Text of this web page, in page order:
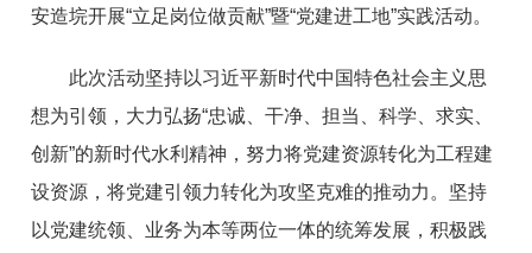
安造垸开展“立足岗位做贡献”暨“党建进工地”实践活动。
此次活动坚持以习近平新时代中国特色社会主义思
想为引领，大力弘扬“忠诚、干净、担当、科学、求实、
创新”的新时代水利精神，努力将党建资源转化为工程建
设资源，将党建引领力转化为攻坚克难的推动力。坚持
以党建统领、业务为本等两位一体的统筹发展，积极践